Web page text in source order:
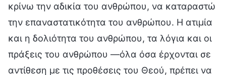
κρίνω την αδικία του ανθρώπου, να καταραστώ
την επαναστατικότητα του ανθρώπου. Η ατιμία
και η δολιότητα του ανθρώπου, τα λόγια και οι
πράξεις του ανθρώπου —όλα όσα έρχονται σε
αντίθεση με τις προθέσεις του Θεού, πρέπει να